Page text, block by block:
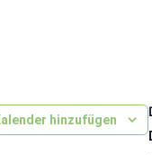
hinzufügen